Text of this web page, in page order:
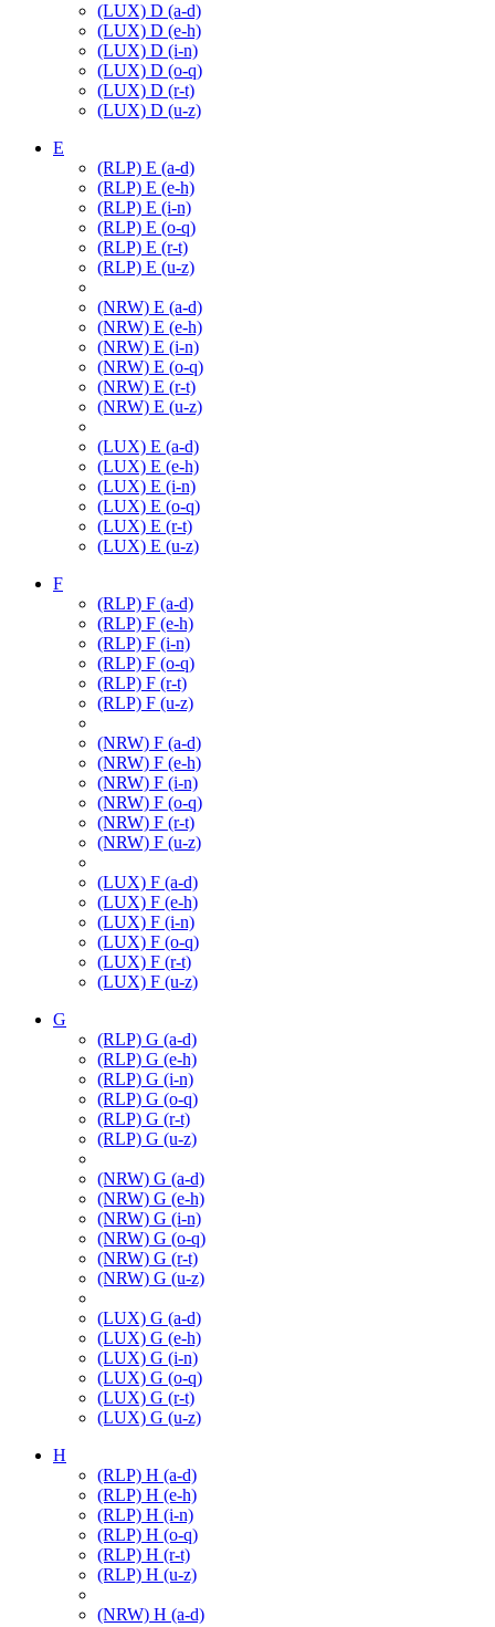
(LUX) D (a-d)
(LUX) D (e-h)
(LUX) D (i-n)
(LUX) D (o-q)
(LUX) D (r-t)
(LUX) D (u-z)
E
(RLP) E (a-d)
(RLP) E (e-h)
(RLP) E (i-n)
(RLP) E (o-q)
(RLP) E (r-t)
(RLP) E (u-z)
(NRW) E (a-d)
(NRW) E (e-h)
(NRW) E (i-n)
(NRW) E (o-q)
(NRW) E (r-t)
(NRW) E (u-z)
(LUX) E (a-d)
(LUX) E (e-h)
(LUX) E (i-n)
(LUX) E (o-q)
(LUX) E (r-t)
(LUX) E (u-z)
F
(RLP) F (a-d)
(RLP) F (e-h)
(RLP) F (i-n)
(RLP) F (o-q)
(RLP) F (r-t)
(RLP) F (u-z)
(NRW) F (a-d)
(NRW) F (e-h)
(NRW) F (i-n)
(NRW) F (o-q)
(NRW) F (r-t)
(NRW) F (u-z)
(LUX) F (a-d)
(LUX) F (e-h)
(LUX) F (i-n)
(LUX) F (o-q)
(LUX) F (r-t)
(LUX) F (u-z)
G
(RLP) G (a-d)
(RLP) G (e-h)
(RLP) G (i-n)
(RLP) G (o-q)
(RLP) G (r-t)
(RLP) G (u-z)
(NRW) G (a-d)
(NRW) G (e-h)
(NRW) G (i-n)
(NRW) G (o-q)
(NRW) G (r-t)
(NRW) G (u-z)
(LUX) G (a-d)
(LUX) G (e-h)
(LUX) G (i-n)
(LUX) G (o-q)
(LUX) G (r-t)
(LUX) G (u-z)
H
(RLP) H (a-d)
(RLP) H (e-h)
(RLP) H (i-n)
(RLP) H (o-q)
(RLP) H (r-t)
(RLP) H (u-z)
(NRW) H (a-d)